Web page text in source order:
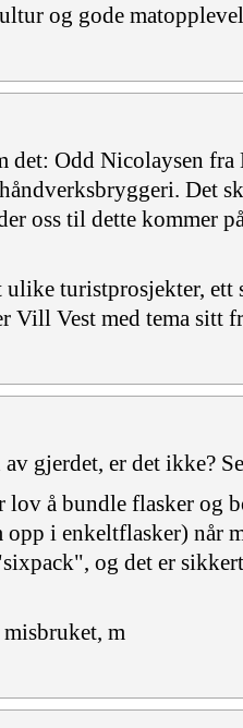
og gode
Odd Nicolaysen fra
Det
oss til dette kommer
turistprosjekter, ett
Vill Vest med tema sitt
gjerdet, er det ikke?
lov å bundle flasker og
opp i enkeltflasker) når
og det er
m